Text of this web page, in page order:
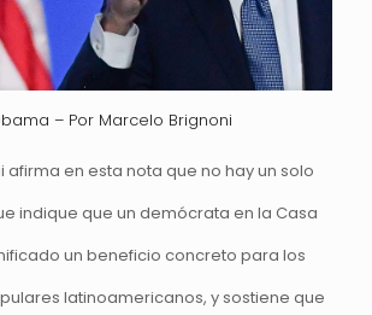
– Por Marcelo Brignoni
afirma en esta nota que no hay un solo
indique que un demócrata en la Casa
un beneficio concreto para los
latinoamericanos, y sostiene que